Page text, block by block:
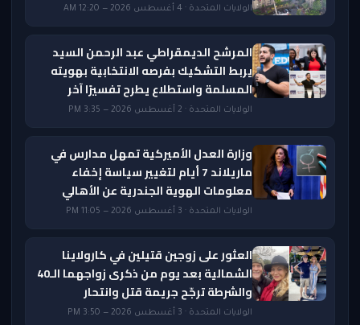
الولايات المتحدة · 4 أغسطس 2026 — 12:20 AM
المرشح الديمقراطي عبد الرحمن السيد
يربط التشكيك بفرصه الانتخابية بهويته
المسلمة واستطلاع يطرح تفسيرًا آخر
الولايات المتحدة · 2 أغسطس 2026 — 3:35 PM
وزارة العدل الأميركية تمهل مدارس في
ماريلاند 7 أيام لتغيير سياسة إخفاء
معلومات الهوية الجندرية عن الأهالي
الولايات المتحدة · 3 أغسطس 2026 — 11:05 PM
العثور على زوجين قتيلين في كارولاينا
الشمالية بعد يوم من ذكرى زواجهما الـ40
والشرطة ترجّح جريمة قتل وانتحار
الولايات المتحدة · 3 أغسطس 2026 — 3:50 PM